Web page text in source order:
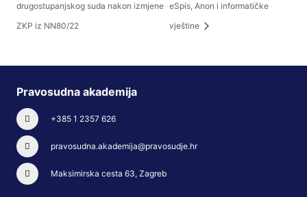
drugostupanjskog suda nakon izmjene
ZKP iz NN80/22
eSpis, Anon i informatičke
vještine
Pravosudna akademija
+385 1 2357 626
pravosudna.akademija@pravosudje.hr
Maksimirska cesta 63, Zagreb